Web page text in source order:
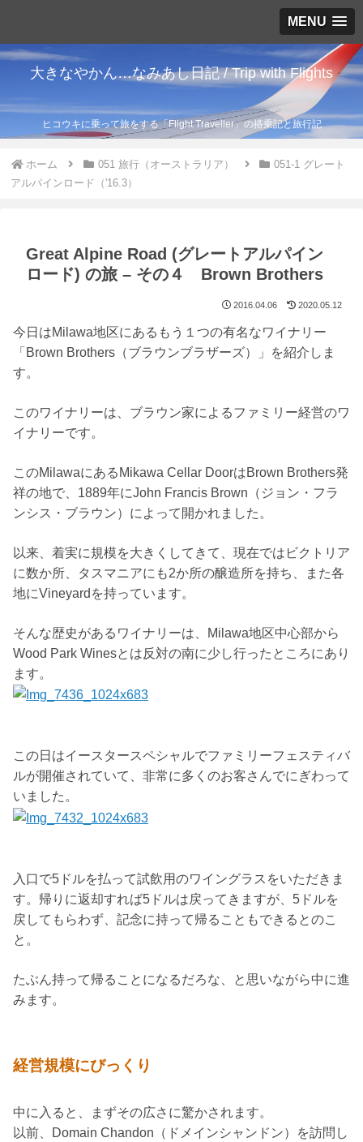
MENU
大きなやかん…なみあし日記 / Trip with Flights
ヒコウキに乗って旅をする「Flight Traveller」の搭乗記と旅行記
ホーム 051 旅行（オーストラリア）
051-1 グレート
アルパインロード（'16.3）
Great Alpine Road (グレートアルパイン
ロード) の旅 – その４ Brown Brothers
2016.04.06 2020.05.12
今日はMilawa地区にあるもう１つの有名なワイナリー
「Brown Brothers（ブラウンブラザーズ）」を紹介しま
す。
このワイナリーは、ブラウン家によるファミリー経営のワ
イナリーです。
このMilawaにあるMikawa Cellar DoorはBrown Brothers発
祥の地で、1889年にJohn Francis Brown（ジョン・フラ
ンシス・ブラウン）によって開かれました。
以来、着実に規模を大きくしてきて、現在ではビクトリア
に数か所、タスマニアにも2か所の醸造所を持ち、また各
地にVineyardを持っています。
そんな歴史があるワイナリーは、Milawa地区中心部から
Wood Park Winesとは反対の南に少し行ったところにあり
ます。
この日はイースタースペシャルでファミリーフェスティバ
ルが開催されていて、非常に多くのお客さんでにぎわって
いました。
入口で5ドルを払って試飲用のワイングラスをいただきま
す。帰りに返却すれば5ドルは戻ってきますが、5ドルを
戻してもらわず、記念に持って帰ることもできるとのこ
と。
たぶん持って帰ることになるだろな、と思いながら中に進
みます。
経営規模にびっくり
中に入ると、まずその広さに驚かされます。
以前、Domain Chandon（ドメインシャンドン）を訪問し